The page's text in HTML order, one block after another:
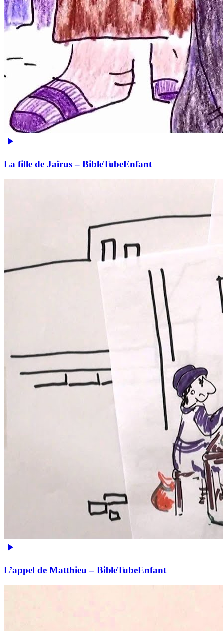
La fille de Jaïrus – BibleTubeEnfant
L’appel de Matthieu – BibleTubeEnfant